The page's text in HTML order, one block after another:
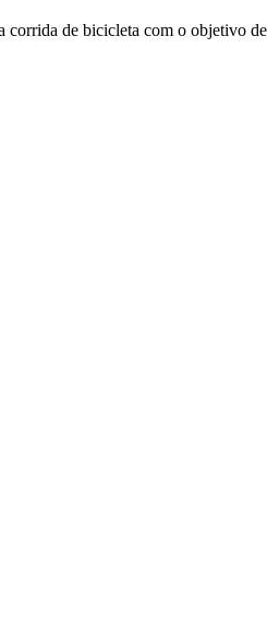
de bicicleta com o objetivo